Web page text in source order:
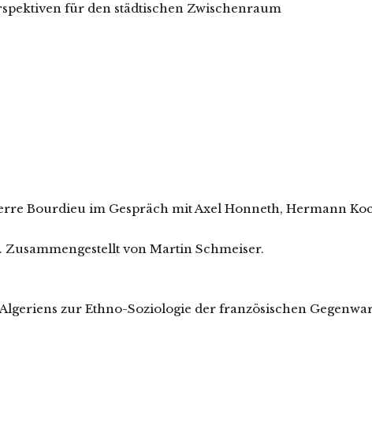
für den städtischen Zwischenraum
Bourdieu im Gespräch mit Axel Honneth, Hermann
von Martin Schmeiser.
zur Ethno-Soziologie der französischen